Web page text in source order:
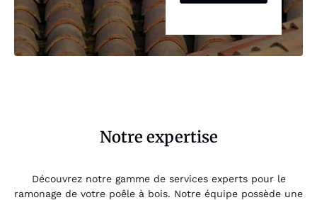
Notre expertise
Découvrez notre gamme de services experts pour le
ramonage de votre poêle à bois. Notre équipe possède une